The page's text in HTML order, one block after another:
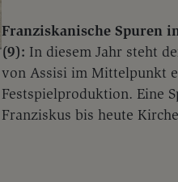
Franziskanische Spuren
(9): In diesem Jahr steht
von Assisi im Mittelpunkt
Festspielproduktion. Eine
Franziskus bis heute